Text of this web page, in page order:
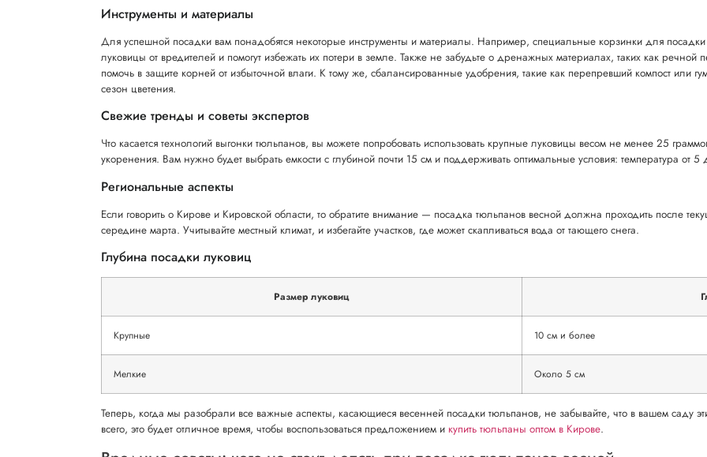
Инструменты и материалы
Для успешной посадки вам понадобятся некоторые инструменты и материалы. Например, специальные корзинки для посадки
луковицы от вредителей и помогут избежать их потери в земле. Также не забудьте о дренажных материалах, таких как речной
помочь в защите корней от избыточной влаги. К тому же, сбалансированные удобрения, такие как перепревший компост или
сезон цветения.
Свежие тренды и советы экспертов
Что касается технологий выгонки тюльпанов, вы можете попробовать использовать крупные луковицы весом не менее 25
укоренения. Вам нужно будет выбрать емкости с глубиной почти 15 см и поддерживать оптимальные условия: температура от
Региональные аспекты
Если говорить о Кирове и Кировской области, то обратите внимание — посадка тюльпанов весной должна проходить после
середине марта. Учитывайте местный климат, и избегайте участков, где может скапливаться вода от тающего снега.
Глубина посадки луковиц
Размер луковиц
Крупные 10 см и более
Мелкие Около 5 см
Теперь, когда мы разобрали все важные аспекты, касающиеся весенней посадки тюльпанов, не забывайте, что в вашем саду
всего, это будет отличное время, чтобы воспользоваться предложением и купить тюльпаны оптом в Кирове.